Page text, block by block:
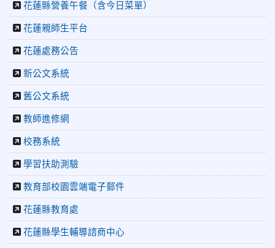
2026-06-10 教育廣播電台：揮別童年迎向青春 中正國小畢業
2026-06-10
體驗闖關探索歷史
2026-04-30 讓愛閃閃發光！中正國小「小老闆大市集」愛心
捐助光復國小
2026-07-22
花蓮新聞網：花蓮市中正國小跆拳道隊捷報連
連 三大賽事勇奪20金12銀6銅 展現深厚培訓實力
2026-07-22 更生新聞網：中正國小跆拳道隊金光閃閃全國少
年盃勇奪3金4銀、市長盃橫掃13金
2026-07-08
生國際視野
2026-06-16 花蓮新聞網：【中正國小70週年校慶系列活動
「游藝飛揚」晚會登場】 師生家長齊聚一堂 共譜「時光樂
章．經典再現」
2026-06-16 更生新聞網：中正國小創校70週年「游藝飛揚」
才藝晚會登場
2026-06-10 教育廣播電台：揮別童年迎向青春 中正國小畢業
花蓮縣營養午餐（含今日菜單）
花蓮親師生平台
花蓮處務公告
新公文系統
舊公文系統
教師進修網
校務系統
學習扶助測驗
教育部校園雲端電子郵件
花蓮縣教育處
花蓮縣學生輔導諮商中心